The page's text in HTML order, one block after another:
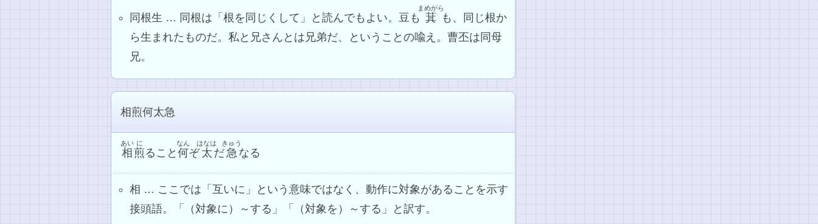
同根生 … 同根は「根を同じくして」と読んでもよい。豆も 萁
まめがら
も、同じ根か
ら生まれたものだ。私と兄さんとは兄弟だ、ということの喩え。曹丕は同母
兄。
相煎何太急
相
あい
煎
に
ること 何
なん
ぞ 太
はなは
だ急
きゅう
なる
相 … ここでは「互いに」という意味ではなく、動作に対象があることを示す
接頭語。「（対象に）～する」「（対象を）～する」と訳す。